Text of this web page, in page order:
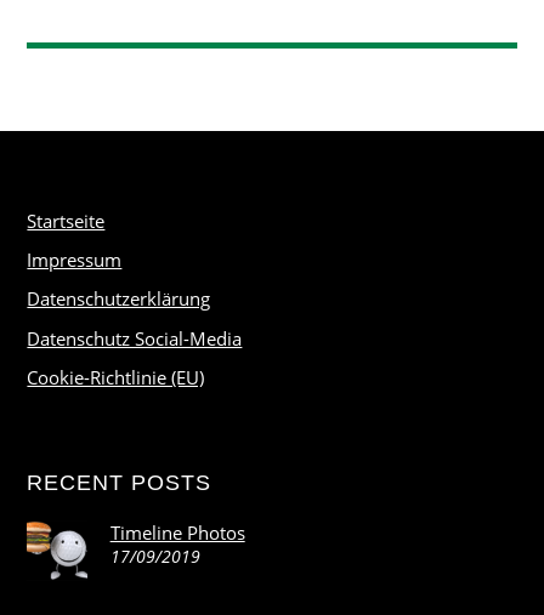
Startseite
Impressum
Datenschutzerklärung
Datenschutz Social-Media
Cookie-Richtlinie (EU)
RECENT POSTS
Timeline Photos
17/09/2019